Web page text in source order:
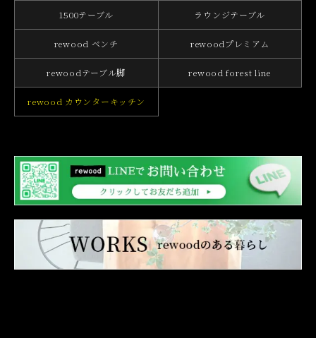
1500テーブル ラウンジテーブル
rewood ベンチ rewoodプレミアム
rewoodテーブル脚 rewood forest line
rewood カウンターキッチン